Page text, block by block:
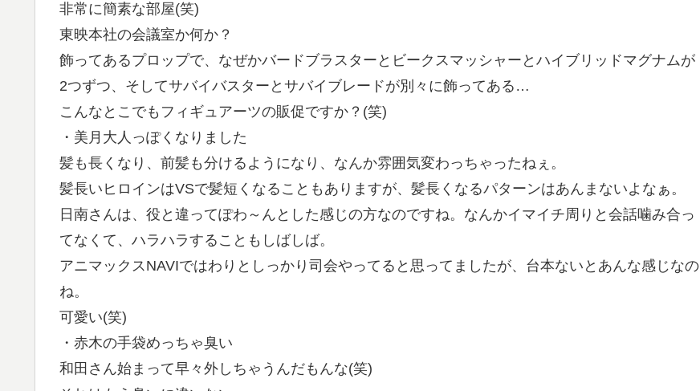
非常に簡素な部屋(笑)
東映本社の会議室か何か？
飾ってあるプロップで、なぜかバードブラスターとビークスマッシャーとハイブリッドマグナムが
2つずつ、そしてサバイバスターとサバイブレードが別々に飾ってある…
こんなとこでもフィギュアーツの販促ですか？(笑)
・美月大人っぽくなりました
髪も長くなり、前髪も分けるようになり、なんか雰囲気変わっちゃったねぇ。
髪長いヒロインはVSで髪短くなることもありますが、髪長くなるパターンはあんまないよなぁ。
日南さんは、役と違ってぽわ～んとした感じの方なのですね。なんかイマイチ周りと会話噛み合っ
てなくて、ハラハラすることもしばしば。
アニマックスNAVIではわりとしっかり司会やってると思ってましたが、台本ないとあんな感じなの
ね。
可愛い(笑)
・赤木の手袋めっちゃ臭い
和田さん始まって早々外しちゃうんだもんな(笑)